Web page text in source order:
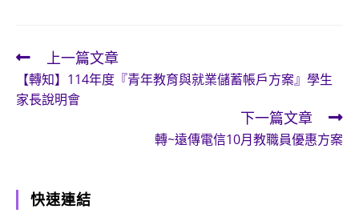
Read
more
articles
上一篇文章
【轉知】114年度『青年教育與就業儲蓄帳戶方案』學生
家長說明會
下一篇文章
轉~遠傳電信10月教職員優惠方案
快速連結